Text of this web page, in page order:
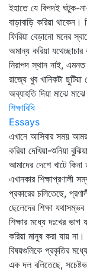
ইহাতে যে বিপদই ঘটুক-
বাড়াবাড়ি করিয়া থাকেন।
ফিরিয়া বেড়ানো মনের
অমান্য করিয়া
নিরাপদ স্থান নাই,
রাজ্যে খুব খানিকটা
অব্যাহতি দিয়া মাঝে
শিক্ষাবিধি
Essays
এখানে আসিবার সময়
করিয়া দেখিয়া-শুনিয়া
আমাদের দেশে খাটে কিনা
এখানকার শিক্ষাপ্রণালী
প্রকারের চলিতেছে,
ছেলেদের শিক্ষা
শিক্ষার মধ্যে দঃখের ভাগ
করিয়া মানুষ করা যায়
বিষয়গুলিকে প্রকৃতির
এক দল বলিতেছে,